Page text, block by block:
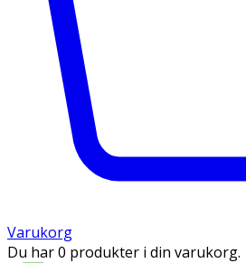
Varukorg
Du har 0 produkter i din varukorg.